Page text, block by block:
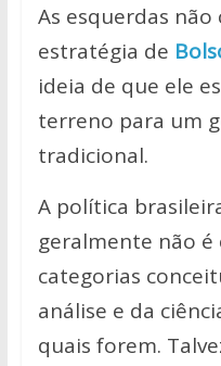
at
s
A
p
p
e
b
o
o
k
itt
er
As esquerdas
estratégia de
ideia de que ele
terreno para um
tradicional.
A política
geralmente não
categorias
análise e da
quais forem.